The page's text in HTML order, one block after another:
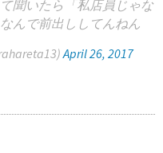
聞いたら「私店員じゃな
んで前出ししてんねん
April 26, 2017